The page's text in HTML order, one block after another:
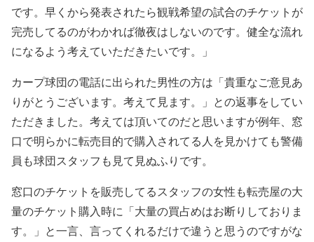
です。早くから発表されたら観戦希望の試合のチケットが
完売してるのがわかれば徹夜はしないのです。健全な流れ
になるよう考えていただきたいです。」
カープ球団の電話に出られた男性の方は「貴重なご意見あ
りがとうございます。考えて見ます。」との返事をしてい
ただきました。考えては頂いてのだと思いますが例年、窓
口で明らかに転売目的で購入されてる人を見かけても警備
員も球団スタッフも見て見ぬふりです。
窓口のチケットを販売してるスタッフの女性も転売屋の大
量のチケット購入時に「大量の買占めはお断りしておりま
す。」と一言、言ってくれるだけで違うと思うのですがな